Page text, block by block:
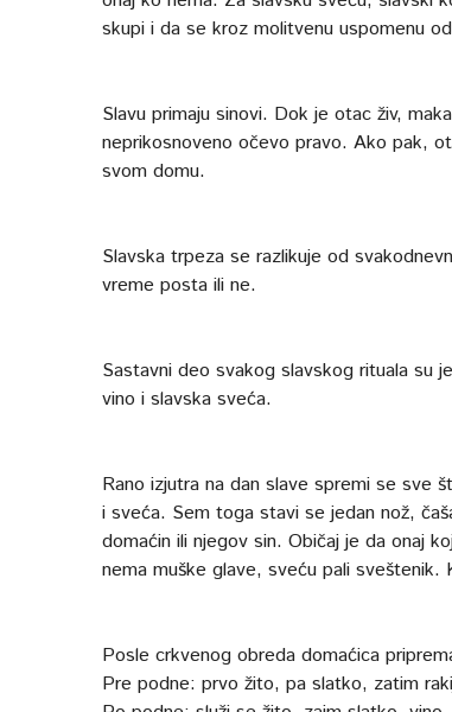
skupi i da se kroz molitvenu uspomenu
Slavu primaju sinovi. Dok je otac živ,
neprikosnoveno očevo pravo. Ako pak,
svom domu.
Slavska trpeza se razlikuje od
vreme posta ili ne.
Sastavni deo svakog slavskog rituala su
vino i slavska sveća.
Rano izjutra na dan slave spremi se sve
i sveća. Sem toga stavi se jedan nož,
domaćin ili njegov sin. Običaj je da onaj
nema muške glave, sveću pali
Posle crkvenog obreda domaćica
Pre podne: prvo žito, pa slatko, zatim